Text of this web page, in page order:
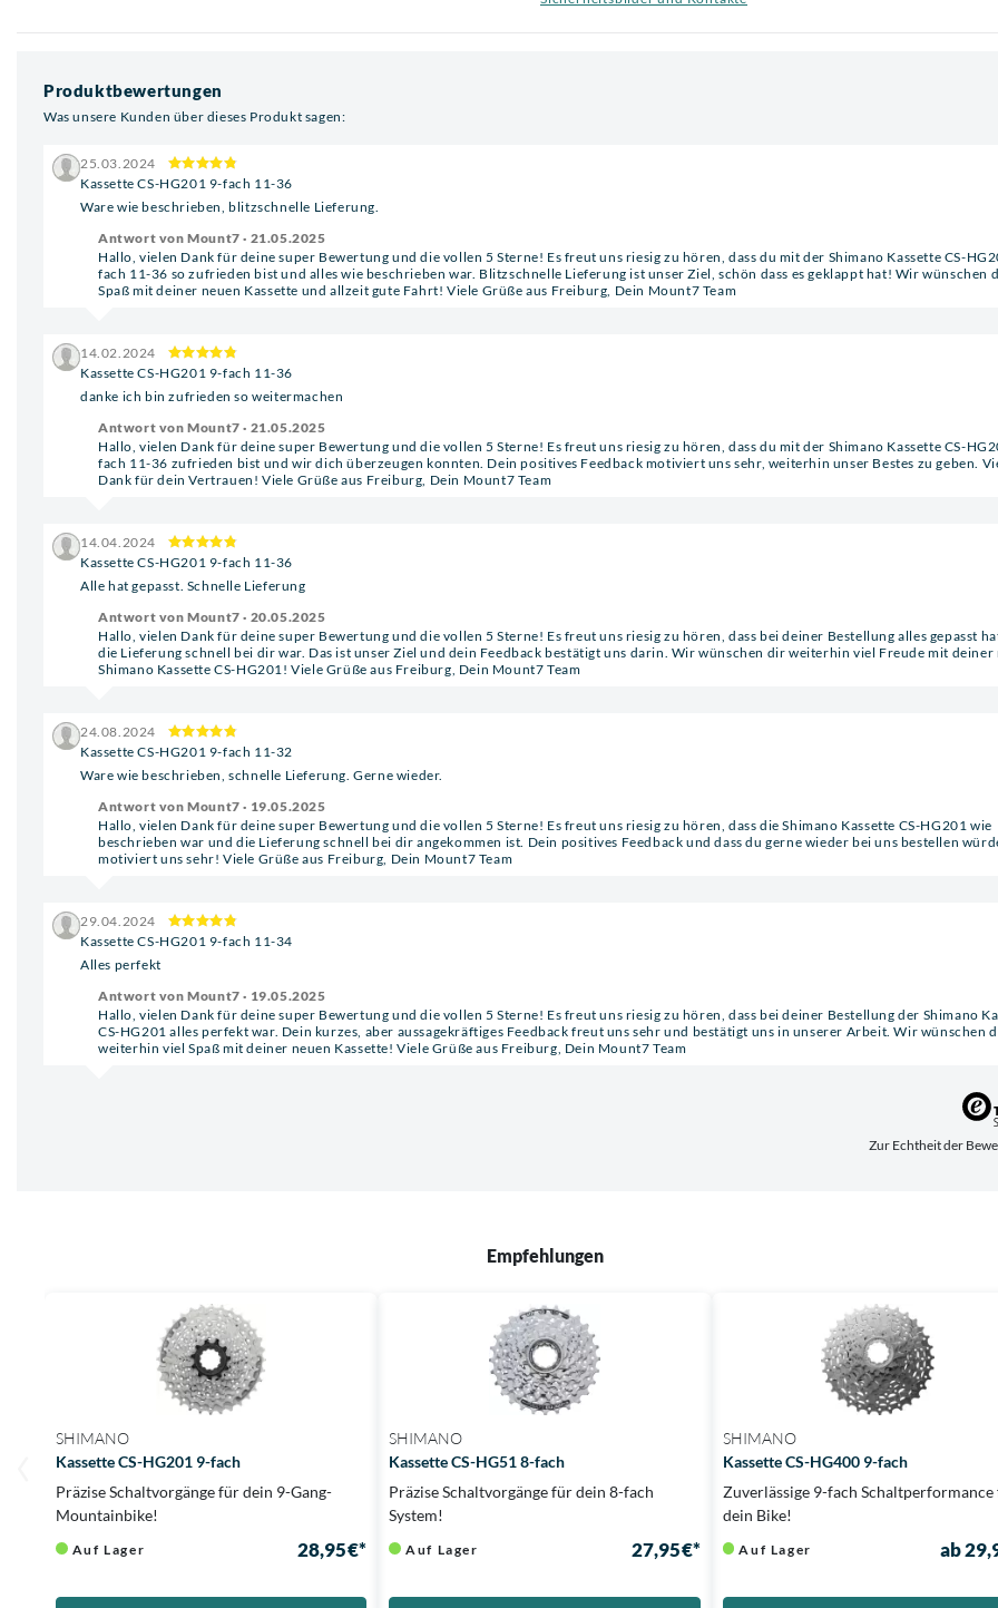
Produktbewertungen
Was unsere Kunden über dieses Produkt sagen:
25.03.2024
Kassette CS-HG201 9-fach 11-36
Ware wie beschrieben, blitzschnelle Lieferung.
Antwort von Mount7 · 21.05.2025
Hallo, vielen Dank für deine super Bewertung und die vollen 5 Sterne! Es freut uns riesig zu hören, dass du mit der Shimano Kassette CS-
fach 11-36 so zufrieden bist und alles wie beschrieben war. Blitzschnelle Lieferung ist unser Ziel, schön dass es geklappt hat! Wir wünschen
Spaß mit deiner neuen Kassette und allzeit gute Fahrt! Viele Grüße aus Freiburg, Dein Mount7 Team
14.02.2024
Kassette CS-HG201 9-fach 11-36
danke ich bin zufrieden so weitermachen
Antwort von Mount7 · 21.05.2025
Hallo, vielen Dank für deine super Bewertung und die vollen 5 Sterne! Es freut uns riesig zu hören, dass du mit der Shimano Kassette CS-
fach 11-36 zufrieden bist und wir dich überzeugen konnten. Dein positives Feedback motiviert uns sehr, weiterhin unser Bestes zu geben.
Dank für dein Vertrauen! Viele Grüße aus Freiburg, Dein Mount7 Team
14.04.2024
Kassette CS-HG201 9-fach 11-36
Alle hat gepasst. Schnelle Lieferung
Antwort von Mount7 · 20.05.2025
Hallo, vielen Dank für deine super Bewertung und die vollen 5 Sterne! Es freut uns riesig zu hören, dass bei deiner Bestellung alles gepasst
die Lieferung schnell bei dir war. Das ist unser Ziel und dein Feedback bestätigt uns darin. Wir wünschen dir weiterhin viel Freude mit deiner
Shimano Kassette CS-HG201! Viele Grüße aus Freiburg, Dein Mount7 Team
24.08.2024
Kassette CS-HG201 9-fach 11-32
Ware wie beschrieben, schnelle Lieferung. Gerne wieder.
Antwort von Mount7 · 19.05.2025
Hallo, vielen Dank für deine super Bewertung und die vollen 5 Sterne! Es freut uns riesig zu hören, dass die Shimano Kassette CS-HG201 wie
beschrieben war und die Lieferung schnell bei dir angekommen ist. Dein positives Feedback und dass du gerne wieder bei uns bestellen
motiviert uns sehr! Viele Grüße aus Freiburg, Dein Mount7 Team
29.04.2024
Kassette CS-HG201 9-fach 11-34
Alles perfekt
Antwort von Mount7 · 19.05.2025
Hallo, vielen Dank für deine super Bewertung und die vollen 5 Sterne! Es freut uns riesig zu hören, dass bei deiner Bestellung der Shimano
CS-HG201 alles perfekt war. Dein kurzes, aber aussagekräftiges Feedback freut uns sehr und bestätigt uns in unserer Arbeit. Wir wünschen
weiterhin viel Spaß mit deiner neuen Kassette! Viele Grüße aus Freiburg, Dein Mount7 Team
Zur
Empfehlungen
SHIMANO
Kassette CS-HG201 9-fach
Präzise Schaltvorgänge für dein 9-Gang-
Mountainbike!
Auf Lager 28,95 €*
SHIMANO
Kassette CS-HG51 8-fach
Präzise Schaltvorgänge für dein 8-fach
System!
Auf Lager 27,95 €*
SHIMANO
Kassette CS-HG400 9-fach
Zuverlässige 9-fach
dein Bike!
Auf Lager ab